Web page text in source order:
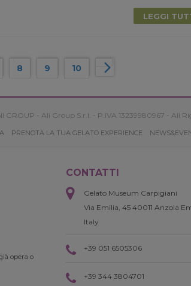
LEGGI
8 9 10
- Ali Group S.r.l. - P.IVA 13239980967 - All
PRENOTA LA TUA GELATO EXPERIENCE
opera o
CONTATTI
Gelato Museum Carpigiani
Via Emilia, 45 40011 Anzola
Italy
+39 051 6505306
+39 344 3804701